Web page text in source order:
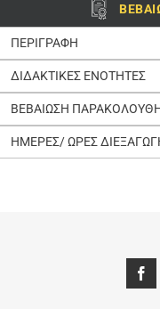
ΠΕΡΙΓΡΑΦΗ
ΔΙΔΑΚΤΙΚΕΣ ΕΝΟΤΗΤΕΣ
ΒΕΒΑΙΩΣΗ
ΗΜΕΡΕΣ/ ΩΡΕΣ